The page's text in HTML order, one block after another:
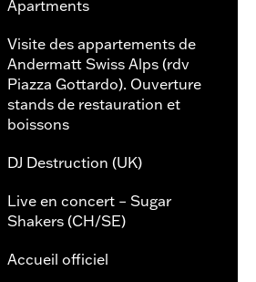
Apartments
Visite des appartements de
Andermatt Swiss Alps (rdv
Piazza Gottardo). Ouverture
stands de restauration et
boissons
DJ Destruction (UK)
Live en concert – Sugar
Shakers (CH/SE)
Accueil officiel